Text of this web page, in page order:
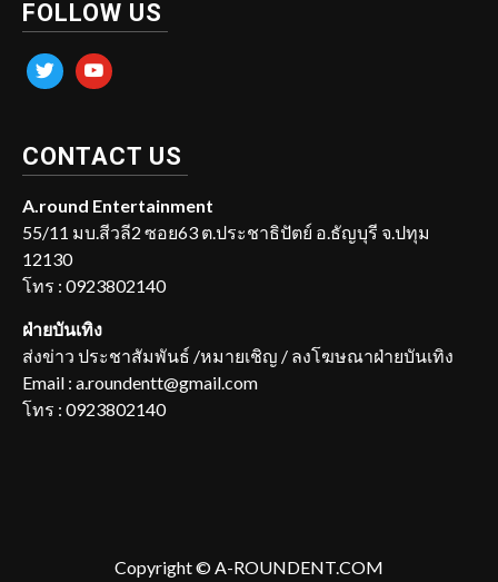
FOLLOW US
twitter youtube
CONTACT US
A.round Entertainment
55/11 มบ.สีวลี2 ซอย63 ต.ประชาธิปัตย์ อ.ธัญบุรี จ.ปทุม
12130
โทร : 0923802140
ฝ่ายบันเทิง
ส่งข่าว ประชาสัมพันธ์ /หมายเชิญ / ลงโฆษณาฝ่ายบันเทิง
Email : a.roundentt@gmail.com
โทร : 0923802140
Copyright © A-ROUNDENT.COM